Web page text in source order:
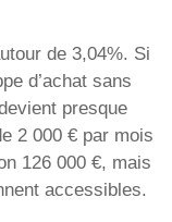
de 3,04%. Si
d’achat sans
presque
2 000 € par mois
126 000 €, mais
accessibles.